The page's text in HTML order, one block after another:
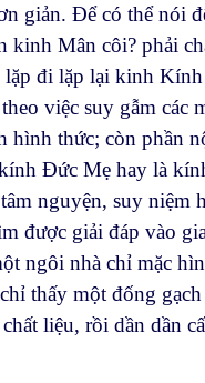
giản. Để có thể nói
kinh Mân côi? phải
đi lặp lại kinh Kính
việc suy gẫm các
hình thức; còn phần
Đức Mẹ hay là
nguyện, suy niệm
được giải đáp vào
ngôi nhà chỉ mặc
thấy một đống
liệu, rồi dần dần